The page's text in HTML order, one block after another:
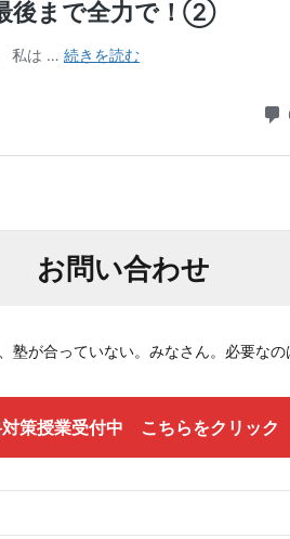
お問い合わせ
っていない。みなさん。必要なのは
策授業受付中 こちらをクリック